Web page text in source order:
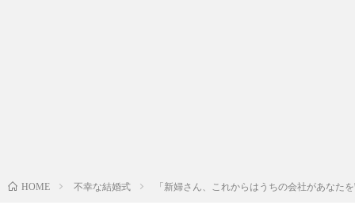
HOME 不幸な結婚式 「新婦さん、これからはうちの会社があな